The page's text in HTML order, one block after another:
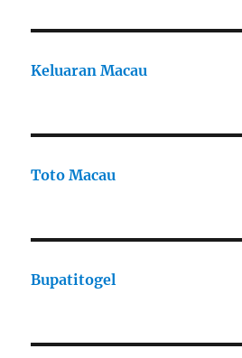
Keluaran Macau
Toto Macau
Bupatitogel